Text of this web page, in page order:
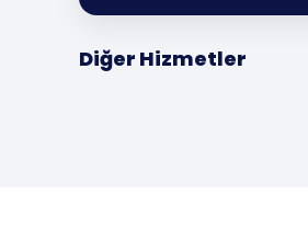
Diğer Hizmetler
Reels • Fotoğraf • Story